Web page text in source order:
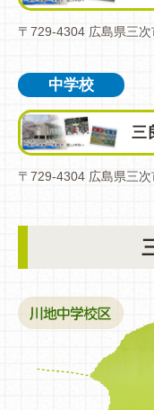
〒729-4304 広島県三
中学校
三
〒729-4304 広島県三